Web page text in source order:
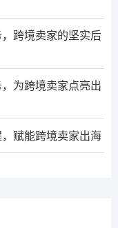
跨境卖家的坚实后
为跨境卖家点亮出
赋能跨境卖家出海